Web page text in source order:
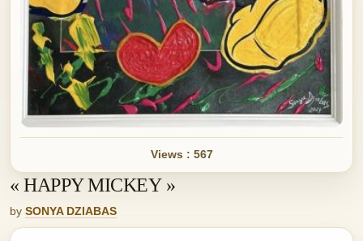
Views : 567
« HAPPY MICKEY »
by SONYA DZIABAS